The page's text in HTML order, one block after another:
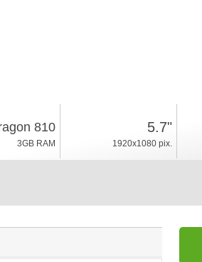
810
3GB RAM
5.7"
1920x1080 pix.